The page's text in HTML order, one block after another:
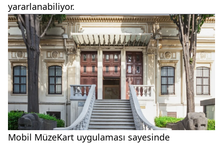
yararlanabiliyor.
Mobil MüzeKart uygulaması sayesinde